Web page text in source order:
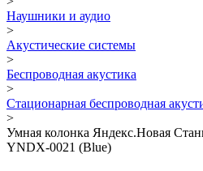
Наушники и аудио
>
Акустические системы
>
Беспроводная акустика
>
Стационарная беспроводная
>
Умная колонка Яндекс.Новая
YNDX-0021 (Blue)